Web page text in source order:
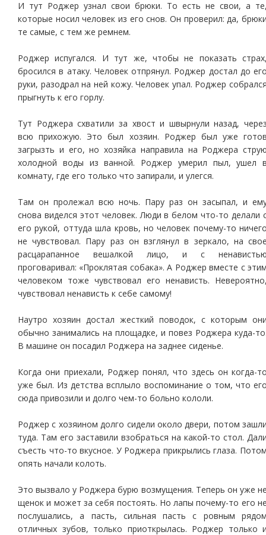
И тут Роджер узнал свои брюки. То есть не свои, а
которые носил человек из его снов. Он проверил: да,
те самые, с тем же ремнем.
Роджер испугался. И тут же, чтобы не показать
бросился в атаку. Человек отпрянул. Роджер достал до
руки, разодрал на ней кожу. Человек упал. Роджер
прыгнуть к его горлу.
Тут Роджера схватили за хвост и швырнули назад,
всю прихожую. Это был хозяин. Роджер был уже
загрызть и его, но хозяйка направила на Роджера
холодной воды из ванной. Роджер умерил пыл, ушел
комнату, где его только что запирали, и улегся.
Там он пролежал всю ночь. Пару раз он засыпал, и
снова виделся этот человек. Люди в белом что-то делали
его рукой, оттуда шла кровь, но человек почему-то
не чувствовал. Пару раз он взглянул в зеркало, на
расцарапанное вешалкой лицо, и с
проговаривал: «Проклятая собака». А Роджер вместе с
человеком тоже чувствовал его ненависть.
чувствовал ненависть к себе самому!
Наутро хозяин достал жесткий поводок, с которым
обычно занимались на площадке, и повез Роджера куда-
В машине он посадил Роджера на заднее сиденье.
Когда они приехали, Роджер понял, что здесь он когда-
уже был. Из детства всплыло воспоминание о том, что
сюда привозили и долго чем-то больно кололи.
Роджер с хозяином долго сидели около двери, потом
туда. Там его заставили взобраться на какой-то стол.
съесть что-то вкусное. У Роджера прикрылись глаза.
опять начали колоть.
Это вызвало у Роджера бурю возмущения. Теперь он уже
щенок и может за себя постоять. Но лапы почему-то его
послушались, а пасть, сильная пасть с ровным
отличных зубов, только приоткрылась. Роджер только